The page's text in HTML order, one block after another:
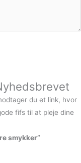
du et link, hvor
fifs til at pleje dine
smykker”